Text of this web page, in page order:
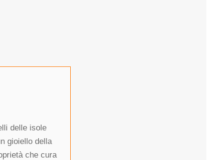
delle isole
gioiello della
che cura